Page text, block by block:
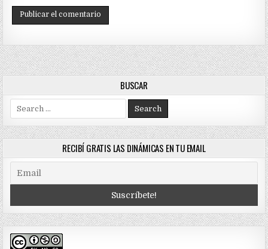
BUSCAR
for:
RECIBÍ GRATIS LAS DINÁMICAS EN TU EMAIL